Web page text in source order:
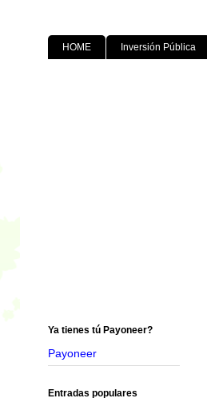
HOME Inversión Pública
Ya tienes tú Payoneer?
Payoneer
Entradas populares